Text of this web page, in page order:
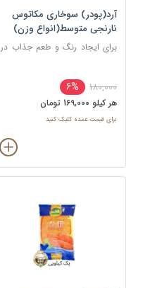
آرد(پودر) سوخاری مکاتوس
نارنجی متوسط(انواع وزن)
برای ایجاد رنگ و طعم جذاب در
استفاده می شود.
180,000
6%
هر کيلو 169,000 تومان
برای قیمت عمده کلیک کنید